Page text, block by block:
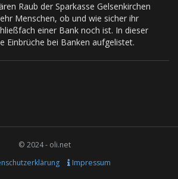
Raub der Sparkasse Gelsenkirchen
Menschen, ob und wie sicher ihr
einer Bank noch ist. In dieser
Einbrüche bei Banken aufgelistet.
© 2024 - oli.net
Impressum